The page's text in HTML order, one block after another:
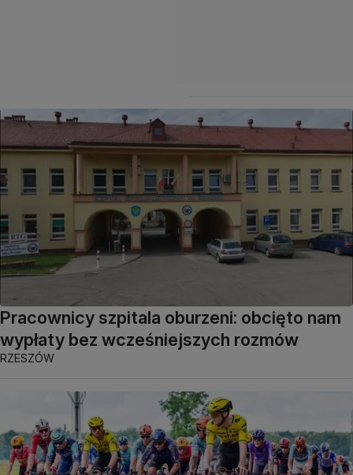
Pracownicy szpitala oburzeni: obcięto nam
wypłaty bez wcześniejszych rozmów
RZESZÓW